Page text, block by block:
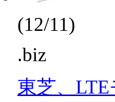
(12/11)
.biz
東芝、